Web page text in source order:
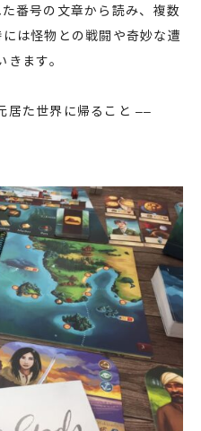
番号の文章から読み、複数
は怪物との戦闘や奇妙な遭
ます。
居た世界に帰ること ––